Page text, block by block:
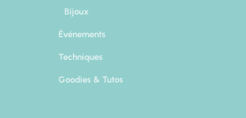
Bijoux
Événements
Techniques
Goodies & Tutos